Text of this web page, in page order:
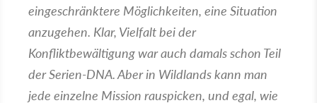
eingeschränktere Möglichkeiten, eine Situation
anzugehen. Klar, Vielfalt bei der
Konfliktbewältigung war auch damals schon Teil
der Serien-DNA. Aber in Wildlands kann man
jede einzelne Mission rauspicken, und egal, wie